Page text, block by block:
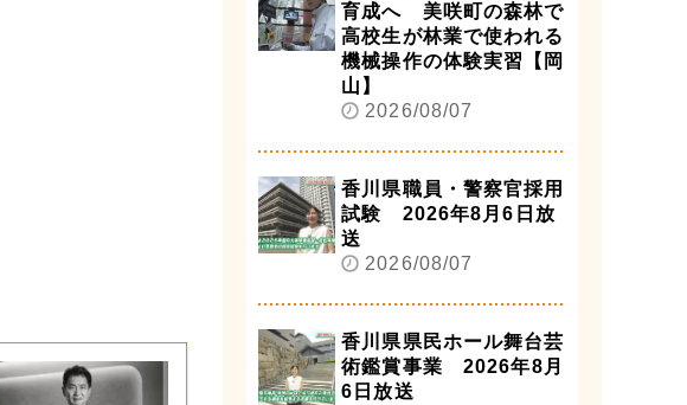
育成へ 美咲町の森林で
高校生が林業で使われる
機械操作の体験実習【岡
山】
2026/08/07
香川県職員・警察官採用
試験 2026年8月6日放
送
2026/08/07
香川県県民ホール舞台芸
術鑑賞事業 2026年8月
6日放送